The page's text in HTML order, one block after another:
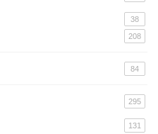
38
208
84
295
131